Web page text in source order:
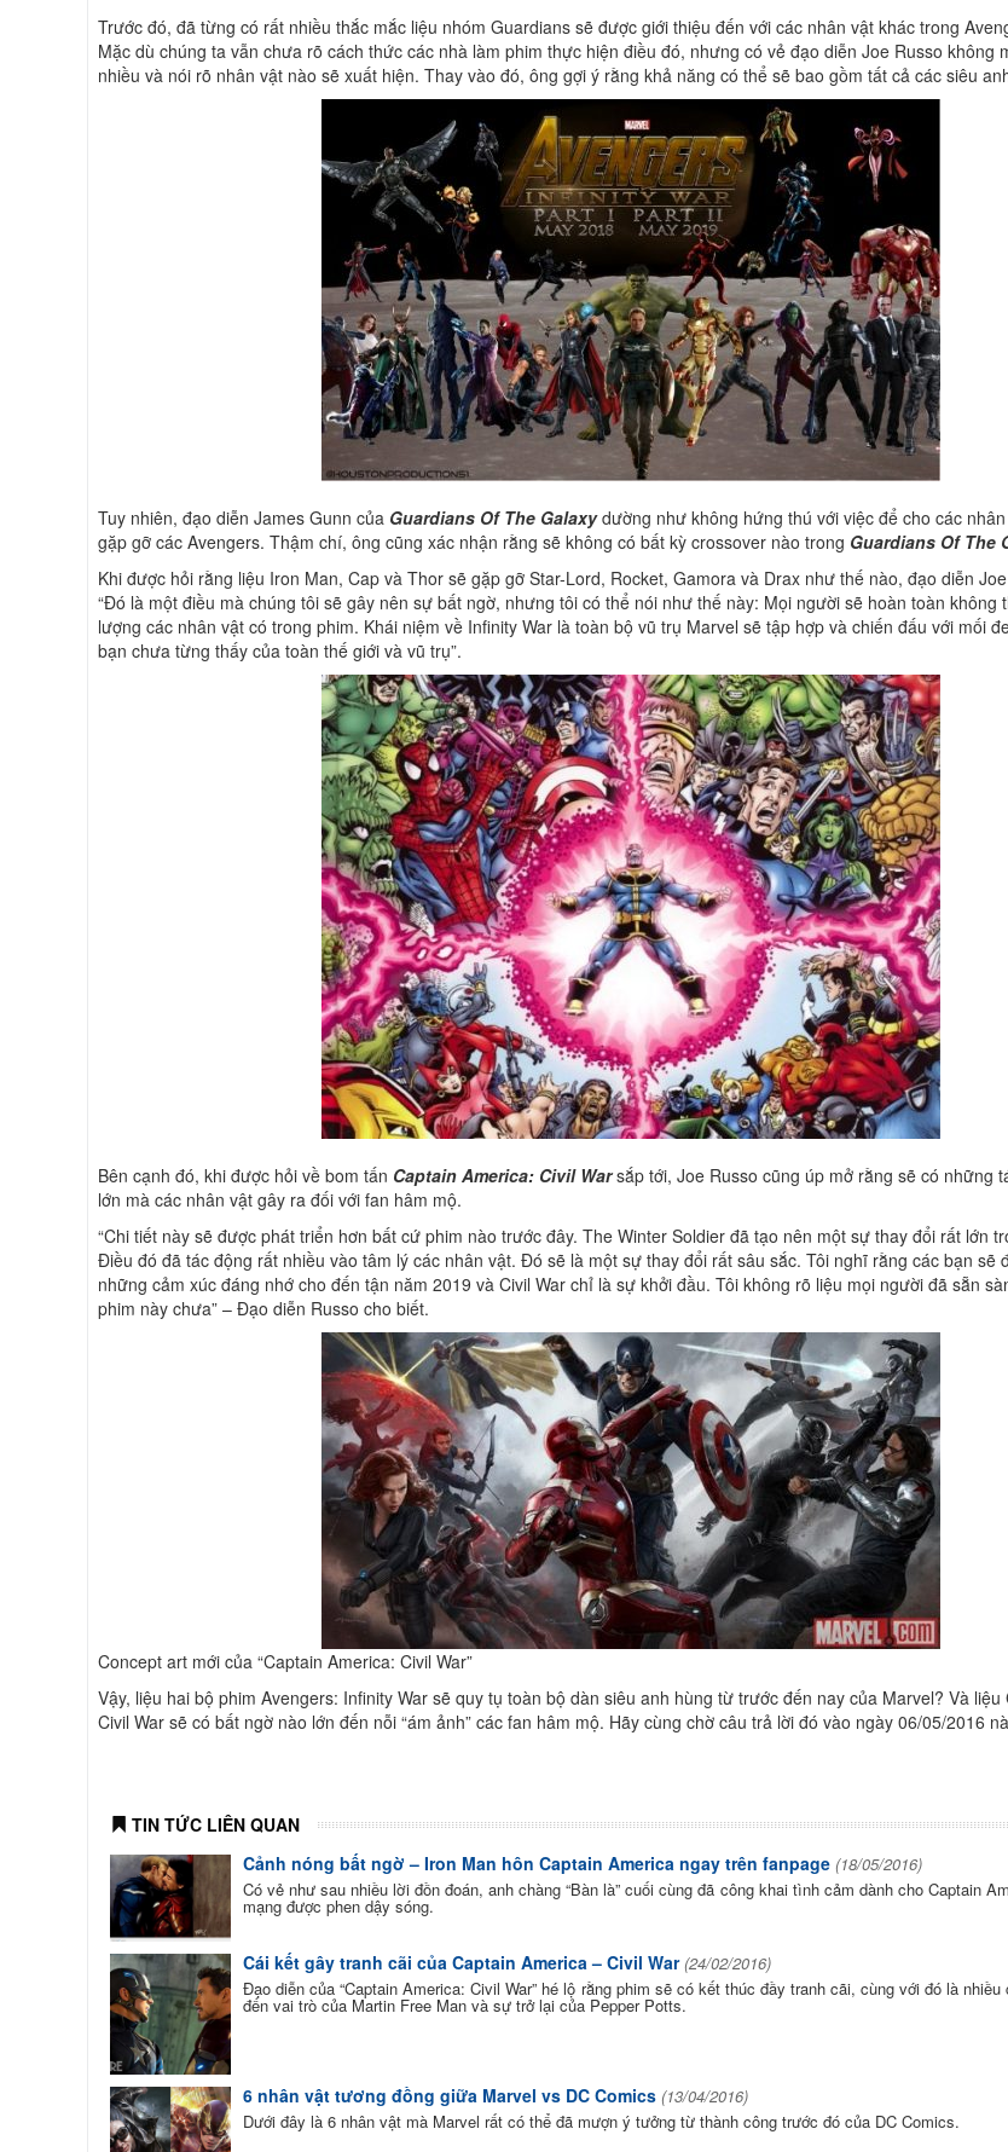
Trước đó, đã từng có rất nhiều thắc mắc liệu nhóm Guardians sẽ được giới thiệu đến với các nhân vật khác trong
Mặc dù chúng ta vẫn chưa rõ cách thức các nhà làm phim thực hiện điều đó, nhưng có vẻ đạo diễn Joe Russo không
nhiều và nói rõ nhân vật nào sẽ xuất hiện. Thay vào đó, ông gợi ý rằng khả năng có thể sẽ bao gồm tất cả các siêu
Tuy nhiên, đạo diễn James Gunn của Guardians Of The Galaxydường như không hứng thú với việc để cho các
gặp gỡ các Avengers. Thậm chí, ông cũng xác nhận rằng sẽ không có bất kỳ crossover nào trong Guardians Of The
Khi được hỏi rằng liệu Iron Man, Cap và Thor sẽ gặp gỡ Star-Lord, Rocket, Gamora và Drax như thế nào, đạo diễn
“Đó là một điều mà chúng tôi sẽ gây nên sự bất ngờ, nhưng tôi có thể nói như thế này: Mọi người sẽ hoàn toàn không
lượng các nhân vật có trong phim. Khái niệm về Infinity War là toàn bộ vũ trụ Marvel sẽ tập hợp và chiến đấu với mối
bạn chưa từng thấy của toàn thế giới và vũ trụ”.
Bên cạnh đó, khi được hỏi về bom tấn Captain America: Civil Warsắp tới, Joe Russo cũng úp mở rằng sẽ có những
lớn mà các nhân vật gây ra đối với fan hâm mộ.
“Chi tiết này sẽ được phát triển hơn bất cứ phim nào trước đây. The Winter Soldier đã tạo nên một sự thay đổi rất lớn
Điều đó đã tác động rất nhiều vào tâm lý các nhân vật. Đó sẽ là một sự thay đổi rất sâu sắc. Tôi nghĩ rằng các bạn sẽ
những cảm xúc đáng nhớ cho đến tận năm 2019 và Civil War chỉ là sự khởi đầu. Tôi không rõ liệu mọi người đã sẵn
phim này chưa” – Đạo diễn Russo cho biết.
Concept art mới của “Captain America: Civil War”
Vậy, liệu hai bộ phim Avengers: Infinity War sẽ quy tụ toàn bộ dàn siêu anh hùng từ trước đến nay của Marvel? Và liệu
Civil War sẽ có bất ngờ nào lớn đến nỗi “ám ảnh” các fan hâm mộ. Hãy cùng chờ câu trả lời đó vào ngày 06/05/2016
TIN TỨC LIÊN QUAN
Cảnh nóng bất ngờ – Iron Man hôn Captain America ngay trên fanpage (18/05/2016)
Có vẻ như sau nhiều lời đồn đoán, anh chàng “Bàn là” cuối cùng đã công khai tình cảm dành cho Captain
mạng được phen dậy sóng.
Cái kết gây tranh cãi của Captain America – Civil War (24/02/2016)
Đạo diễn của “Captain America: Civil War” hé lộ rằng phim sẽ có kết thúc đầy tranh cãi, cùng với đó là
đến vai trò của Martin Free Man và sự trở lại của Pepper Potts.
6 nhân vật tương đồng giữa Marvel vs DC Comics (13/04/2016)
Dưới đây là 6 nhân vật mà Marvel rất có thể đã mượn ý tưởng từ thành công trước đó của DC Comics.